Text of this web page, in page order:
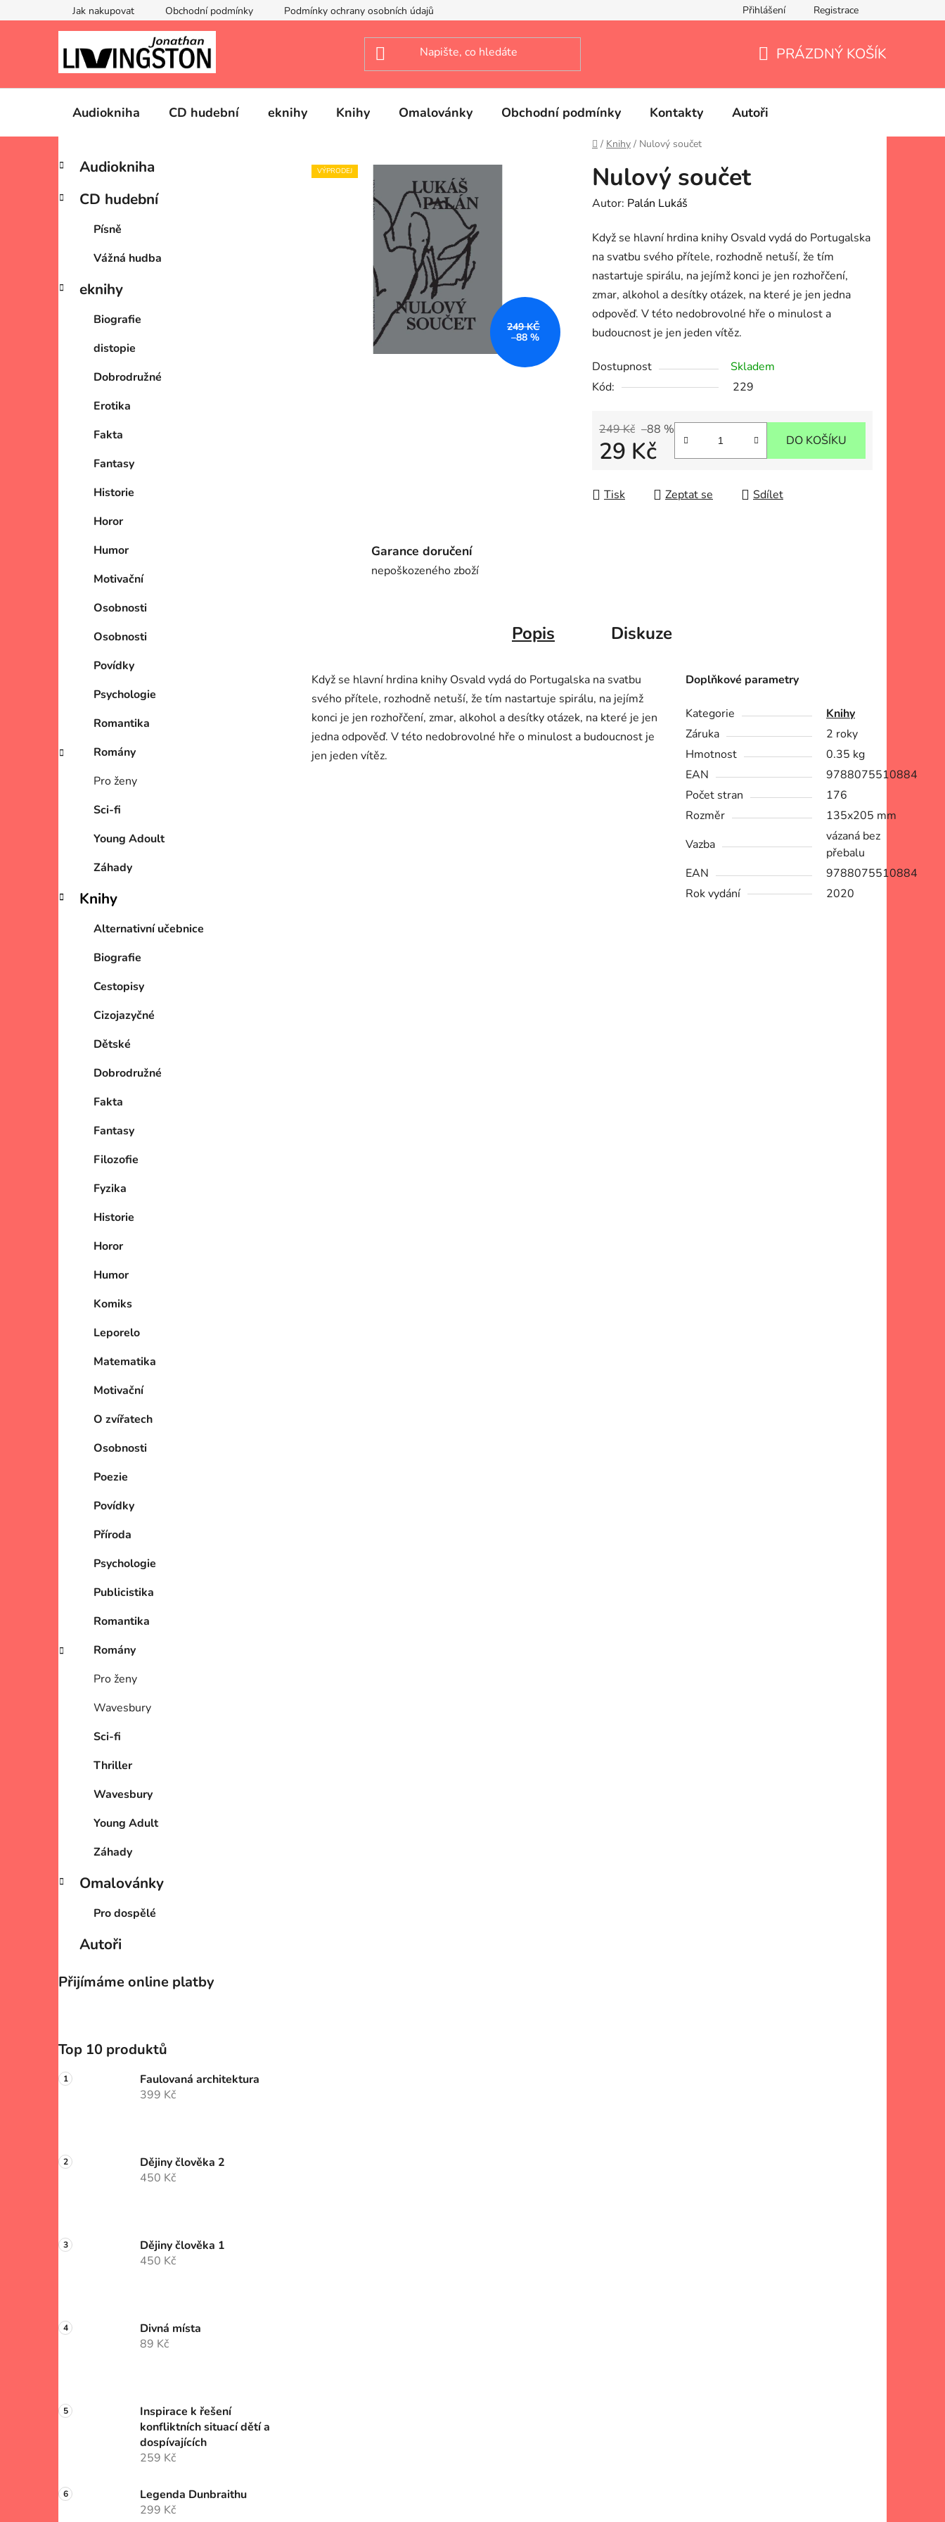
na
Jak nakupovat Obchodní podmínky Podmínky ochrany osobních údajů Přihlášení Registrace
KOŠÍK
PRÁZDNÝ KOŠÍK
Audiokniha CD hudební eknihy Knihy Omalovánky Obchodní podmínky Kontakty Autoři
Domů
/ Knihy / Nulový součet
P
s
n
Přeskočit
kategorie
K
a
e
e
Audiokniha
CD hudební
Písně
Vážná hudba
eknihy
Biografie
distopie
Dobrodružné
Erotika
Fakta
Fantasy
Historie
Horor
Humor
Motivační
Osobnosti
Osobnosti
Povídky
Psychologie
Romantika
Romány
Pro ženy
Sci-fi
Young Adoult
Záhady
Knihy
Alternativní učebnice
Biografie
Cestopisy
Cizojazyčné
Dětské
Dobrodružné
Fakta
Fantasy
Filozofie
Fyzika
Historie
Horor
Humor
Komiks
Leporelo
Matematika
Motivační
O zvířatech
Osobnosti
Poezie
Povídky
Příroda
Psychologie
Publicistika
Romantika
Romány
Pro ženy
Wavesbury
Sci-fi
Thriller
Wavesbury
Young Adult
Záhady
Omalovánky
Pro dospělé
Autoři
Přijímáme online platby
Top 10 produktů
Faulovaná architektura
399 Kč
Dějiny člověka 2
450 Kč
Dějiny člověka 1
450 Kč
Divná místa
89 Kč
Inspirace k řešení
konfliktních situací dětí a
dospívajících
259 Kč
Legenda Dunbraithu
299 Kč
Nulový součet
Autor: Palán Lukáš
Když se hlavní hrdina knihy Osvald vydá do Portugalska
na svatbu svého přítele, rozhodně netuší, že tím
nastartuje spirálu, na jejímž konci je jen rozhořčení,
zmar, alkohol a desítky otázek, na které je jen jedna
odpověď. V této nedobrovolné hře o minulost a
budoucnost je jen jeden vítěz.
Dostupnost
Skladem
Kód:
229
249 Kč –88 %
29 Kč DO KOŠÍKU
Tisk Zeptat se Sdílet
VÝPRODEJ
249 KČ
–88 %
Garance doručení
nepoškozeného zboží
Popis Diskuze
Když se hlavní hrdina knihy Osvald vydá do Portugalska na svatbu
svého přítele, rozhodně netuší, že tím nastartuje spirálu, na jejímž
konci je jen rozhořčení, zmar, alkohol a desítky otázek, na které je jen
jedna odpověď. V této nedobrovolné hře o minulost a budoucnost je
jen jeden vítěz.
Doplňkové parametry
Kategorie
Knihy
Záruka
2 roky
Hmotnost
0.35 kg
EAN
9788075510884
Počet stran
176
Rozměr
135x205 mm
Vazba
vázaná bez
přebalu
EAN
9788075510884
Rok vydání
2020